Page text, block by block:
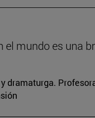
el mundo es una
dramaturga.